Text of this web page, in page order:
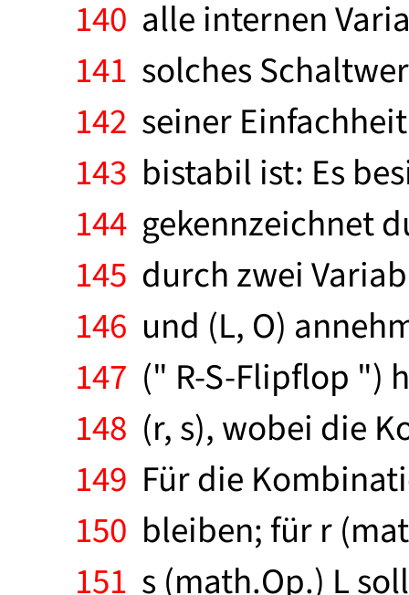
140 alle internen
141 solches
142 seiner
143 bistabil ist: Es
144 gekennzeichnet
145 durch zwei
146 und (L, O)
147 (" R-S-Flipflop ")
148 (r, s), wobei die
149 Für die
150 bleiben; für r
151 s (math.Op.) L